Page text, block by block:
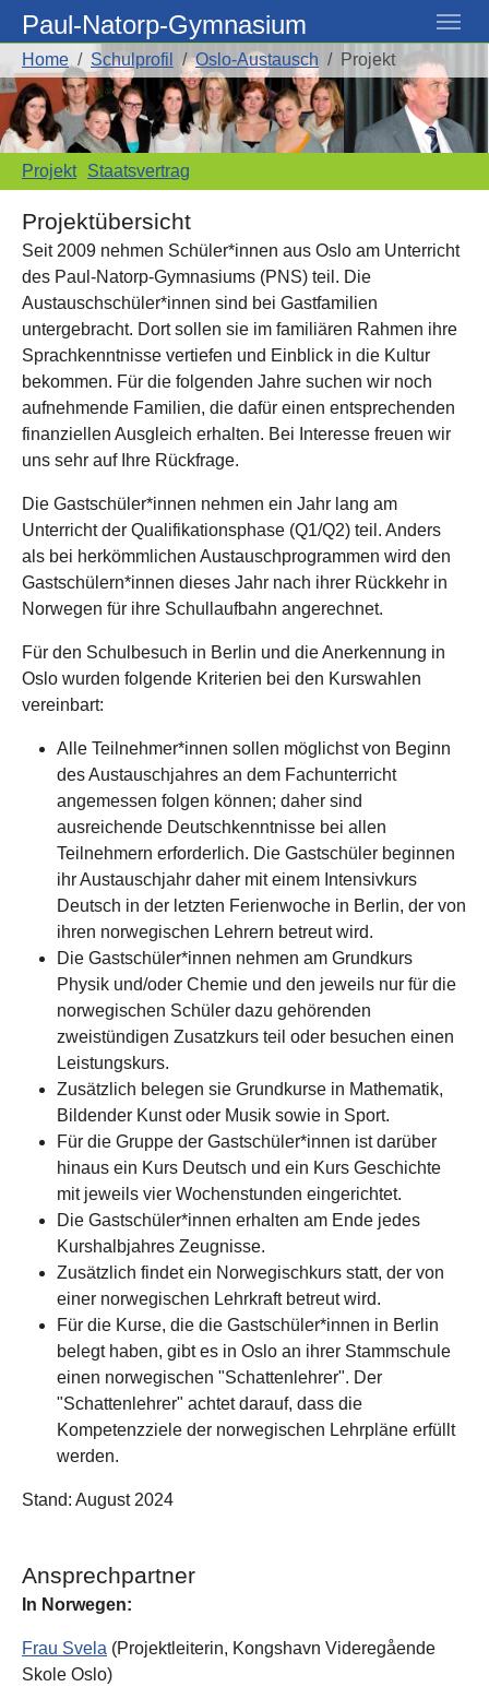
Skip to main navigation
Skip to main content
Skip to page footer
Paul-Natorp-Gymnasium
You are here:
Home Schulprofil Oslo-Austausch Projekt
Projekt Staatsvertrag
Projektübersicht
Seit 2009 nehmen Schüler*innen aus Oslo am Unterricht
des Paul-Natorp-Gymnasiums (PNS) teil. Die
Austauschschüler*innen sind bei Gastfamilien
untergebracht. Dort sollen sie im familiären Rahmen ihre
Sprachkenntnisse vertiefen und Einblick in die Kultur
bekommen. Für die folgenden Jahre suchen wir noch
aufnehmende Familien, die dafür einen entsprechenden
finanziellen Ausgleich erhalten. Bei Interesse freuen wir
uns sehr auf Ihre Rückfrage.
Die Gastschüler*innen nehmen ein Jahr lang am
Unterricht der Qualifikationsphase (Q1/Q2) teil. Anders
als bei herkömmlichen Austauschprogrammen wird den
Gastschülern*innen dieses Jahr nach ihrer Rückkehr in
Norwegen für ihre Schullaufbahn angerechnet.
Für den Schulbesuch in Berlin und die Anerkennung in
Oslo wurden folgende Kriterien bei den Kurswahlen
vereinbart:
Alle Teilnehmer*innen sollen möglichst von Beginn
des Austauschjahres an dem Fachunterricht
angemessen folgen können; daher sind
ausreichende Deutschkenntnisse bei allen
Teilnehmern erforderlich. Die Gastschüler beginnen
ihr Austauschjahr daher mit einem Intensivkurs
Deutsch in der letzten Ferienwoche in Berlin, der von
ihren norwegischen Lehrern betreut wird.
Die Gastschüler*innen nehmen am Grundkurs
Physik und/oder Chemie und den jeweils nur für die
norwegischen Schüler dazu gehörenden
zweistündigen Zusatzkurs teil oder besuchen einen
Leistungskurs.
Zusätzlich belegen sie Grundkurse in Mathematik,
Bildender Kunst oder Musik sowie in Sport.
Für die Gruppe der Gastschüler*innen ist darüber
hinaus ein Kurs Deutsch und ein Kurs Geschichte
mit jeweils vier Wochenstunden eingerichtet.
Die Gastschüler*innen erhalten am Ende jedes
Kurshalbjahres Zeugnisse.
Zusätzlich findet ein Norwegischkurs statt, der von
einer norwegischen Lehrkraft betreut wird.
Für die Kurse, die die Gastschüler*innen in Berlin
belegt haben, gibt es in Oslo an ihrer Stammschule
einen norwegischen "Schattenlehrer". Der
"Schattenlehrer" achtet darauf, dass die
Kompetenzziele der norwegischen Lehrpläne erfüllt
werden.
Stand: August 2024
Ansprechpartner
In Norwegen:
Frau Svela (Projektleiterin, Kongshavn Videregående
Skole Oslo)